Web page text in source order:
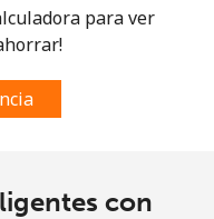
para ver
con